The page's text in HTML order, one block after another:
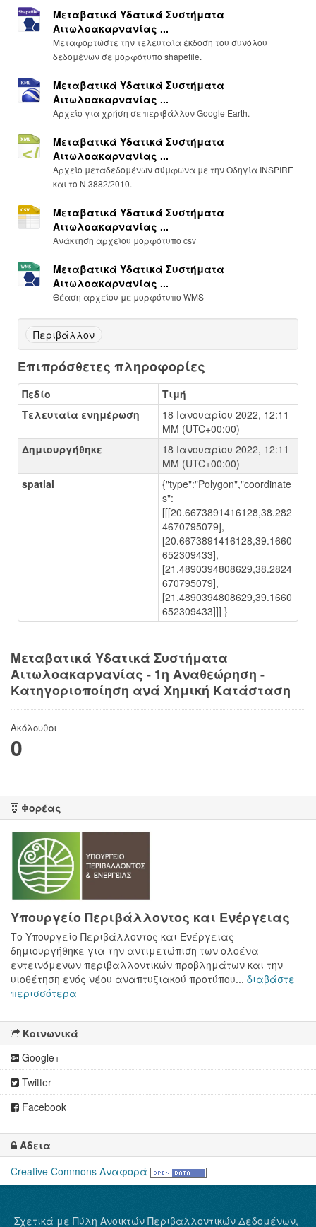
Μεταβατικά Υδατικά Συστήματα
Αιτωλοακαρνανίας ...
Μεταφορτώστε την τελευταία έκδοση του συνόλου
δεδομένων σε μορφότυπο shapefile.
Μεταβατικά Υδατικά Συστήματα
Αιτωλοακαρνανίας ...
Αρχείο για χρήση σε περιβάλλον Google Earth.
Μεταβατικά Υδατικά Συστήματα
Αιτωλοακαρνανίας ...
Αρχείο μεταδεδομένων σύμφωνα με την Οδηγία INSPIRE
και το Ν.3882/2010.
Μεταβατικά Υδατικά Συστήματα
Αιτωλοακαρνανίας ...
Ανάκτηση αρχείου μορφότυπο csv
Μεταβατικά Υδατικά Συστήματα
Αιτωλοακαρνανίας ...
Θέαση αρχείου με μορφότυπο WMS
Περιβάλλον
Επιπρόσθετες πληροφορίες
Πεδίο
Τιμή
Τελευταία ενημέρωση
18 Ιανουαρίου 2022, 12:11
ΜΜ (UTC+00:00)
Δημιουργήθηκε
18 Ιανουαρίου 2022, 12:11
ΜΜ (UTC+00:00)
spatial
{"type":"Polygon","coordinate
s":
[[[20.6673891416128,38.282
4670795079],
[20.6673891416128,39.1660
652309433],
[21.4890394808629,38.2824
670795079],
[21.4890394808629,39.1660
652309433]]] }
Μεταβατικά Υδατικά Συστήματα
Αιτωλοακαρνανίας - 1η Αναθεώρηση -
Κατηγοριοποίηση ανά Χημική Κατάσταση
Ακόλουθοι
0
Φορέας
Υπουργείο Περιβάλλοντος και Ενέργειας
Το Υπουργείο Περιβάλλοντος και Ενέργειας
δημιουργήθηκε για την αντιμετώπιση των ολοένα
εντεινόμενων περιβαλλοντικών προβλημάτων και την
υιοθέτηση ενός νέου αναπτυξιακού προτύπου... διαβάστε
περισσότερα
Κοινωνικά
Google+
Twitter
Facebook
Άδεια
Creative Commons Αναφορά
Σχετικά με Πύλη Ανοικτών Περιβαλλοντικών Δεδομένων,